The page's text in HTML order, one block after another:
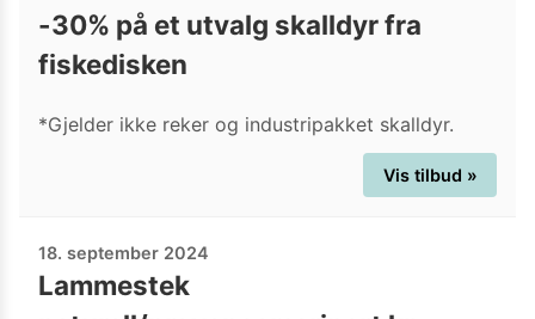
-30% på et utvalg skalldyr fra
fiskedisken
*Gjelder ikke reker og industripakket skalldyr.
Vis tilbud »
18. september 2024
Lammestek